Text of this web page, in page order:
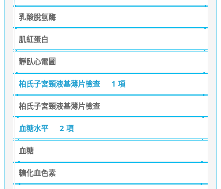
乳酸脫氫酶
肌紅蛋白
靜臥心電圖
柏氏子宮頸液基薄片檢查 1 項
柏氏子宮頸液基薄片檢查
血糖水平 2 項
血糖
糖化血色素